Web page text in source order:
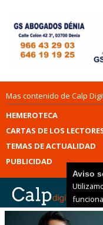
Mas contenido de Calp
HEMEROTECA
CARTAS DE LOS
TEMAS DE ACTUALIDAD
PUBLICIDAD
Aviso
lista de